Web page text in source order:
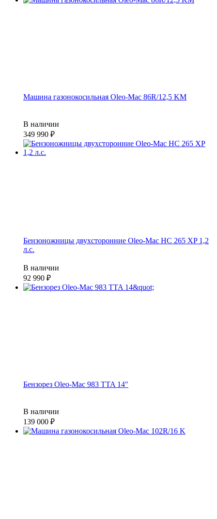
Машина газонокосильная Oleo-Mac 86R/12,5 KM
В наличии
349 990
Бензоножницы двухсторонние Oleo-Mac HC 265 XP 1,2
л.с.
В наличии
92 990
Бензорез Oleo-Mac 983 TTA 14"
В наличии
139 000